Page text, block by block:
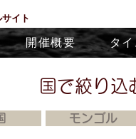
イト
開催概要 タ
国で絞り込
モンゴル